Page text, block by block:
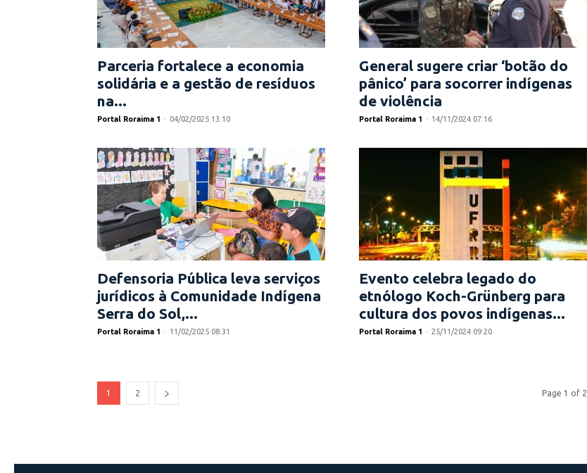
Parceria fortalece a economia
solidária e a gestão de resíduos
na...
Portal Roraima 1 - 04/02/2025 13:10
General sugere criar ‘botão do
pânico’ para socorrer indígenas
de violência
Portal Roraima 1 - 14/11/2024 07:16
Defensoria Pública leva serviços
jurídicos à Comunidade Indígena
Serra do Sol,...
Portal Roraima 1 - 11/02/2025 08:31
Evento celebra legado do
etnólogo Koch-Grünberg para
cultura dos povos indígenas...
Portal Roraima 1 - 25/11/2024 09:20
1 2 Page 1 of 2